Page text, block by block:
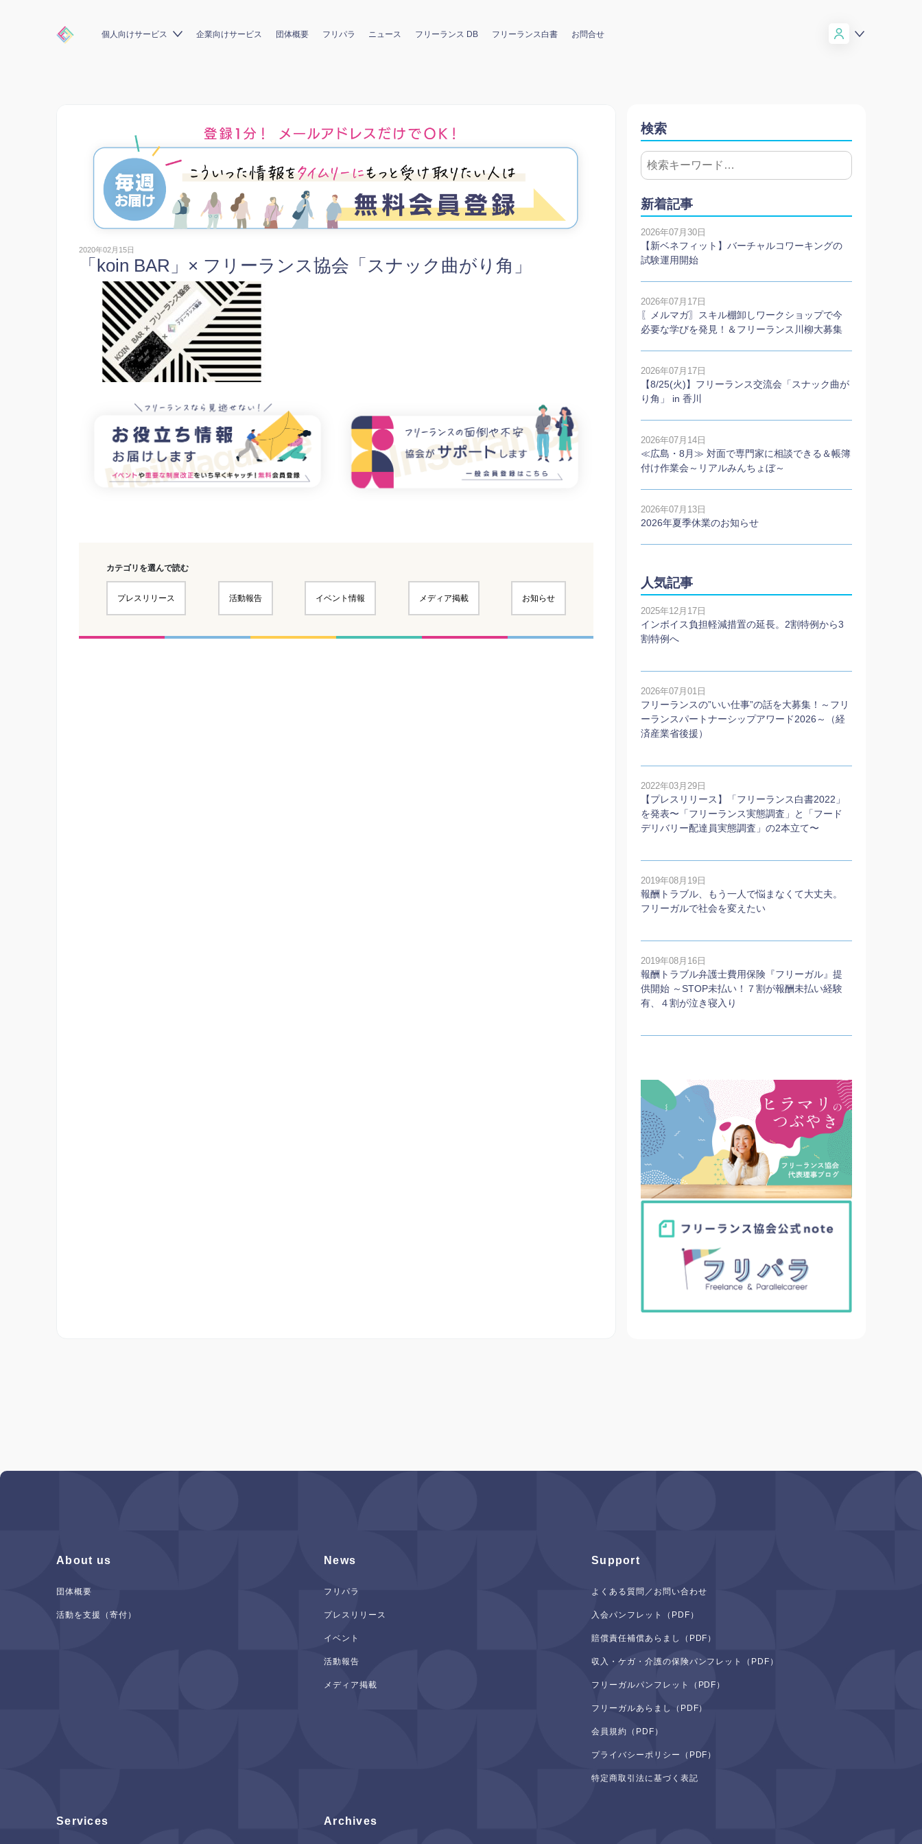
個人向けサービス 企業向けサービス 団体概要 フリパラ ニュース フリーランス DB フリーランス白書 お問合せ
2020年02月15日
「koin BAR」× フリーランス協会「スナック曲がり角」
カテゴリを選んで読む
プレスリリース 活動報告 イベント情報 メディア掲載 お知らせ
検索
新着記事
2026年07月30日
【新ベネフィット】バーチャルコワーキングの
試験運用開始
2026年07月17日
〖メルマガ〗スキル棚卸しワークショップで今
必要な学びを発見！＆フリーランス川柳大募集
2026年07月17日
【8/25(火)】フリーランス交流会「スナック曲が
り角」 in 香川
2026年07月14日
≪広島・8月≫ 対面で専門家に相談できる＆帳簿
付け作業会～リアルみんちょぼ～
2026年07月13日
2026年夏季休業のお知らせ
人気記事
2025年12月17日
インボイス負担軽減措置の延長。2割特例から3
割特例へ
2026年07月01日
フリーランスの”いい仕事”の話を大募集！～フリ
ーランスパートナーシップアワード2026～（経
済産業省後援）
2022年03月29日
【プレスリリース】「フリーランス白書2022」
を発表〜「フリーランス実態調査」と「フード
デリバリー配達員実態調査」の2本⽴て〜
2019年08月19日
報酬トラブル、もう一人で悩まなくて大丈夫。
フリーガルで社会を変えたい
2019年08月16日
報酬トラブル弁護士費用保険『フリーガル』提
供開始 ～STOP未払い！７割が報酬未払い経験
有、４割が泣き寝入り
About us
団体概要
活動を支援（寄付）
News
フリパラ
プレスリリース
イベント
活動報告
メディア掲載
Support
よくある質問／お問い合わせ
入会パンフレット（PDF）
賠償責任補償あらまし（PDF）
収入・ケガ・介護の保険パンフレット（PDF）
フリーガルパンフレット（PDF）
フリーガルあらまし（PDF）
会員規約（PDF）
プライバシーポリシー（PDF）
特定商取引法に基づく表記
Services Archives